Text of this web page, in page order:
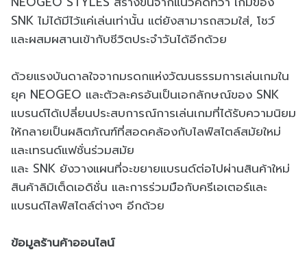
SNK ไม่ได้มีไว้แค่เล่นเท่านั้น แต่ยังสามารถสวมใส่, โชว์
และผสมผสานเข้ากับชีวิตประจำวันได้อีกด้วย
ด้วยแรงบันดาลใจจากมรดกแห่งวัฒนธรรมการเล่นเกมใน
ยุค NEOGEO และตัวละครอันเป็นเอกลักษณ์ของ SNK
แบรนด์ได้เปลี่ยนประสบการณ์การเล่นเกมที่ได้รับความนิยม
ให้กลายเป็นผลิตภัณฑ์ที่สอดคล้องกับไลฟ์สไตล์สมัยใหม่
และเทรนด์แฟชั่นร่วมสมัย
และ SNK ยังวางแผนที่จะขยายแบรนด์ต่อไปผ่านสินค้าใหม่
สินค้าลิมิเต็ดเอดิชั่น และการร่วมมือกับครีเอเตอร์และ
แบรนด์ไลฟ์สไตล์ต่างๆ อีกด้วย
ข้อมูลร้านค้าออนไลน์